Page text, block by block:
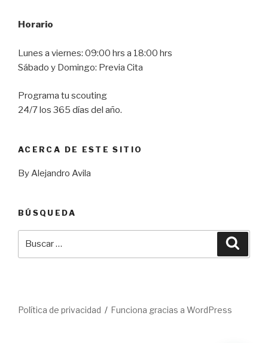
Horario
Lunes a viernes: 09:00 hrs a 18:00 hrs
Sábado y Domingo: Previa Cita
Programa tu scouting
24/7 los 365 días del año.
ACERCA DE ESTE SITIO
By Alejandro Avila
BÚSQUEDA
Política de privacidad Funciona gracias a WordPress